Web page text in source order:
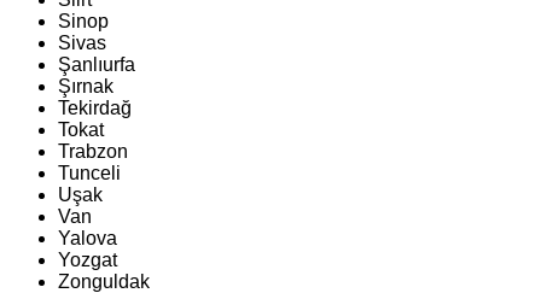
Sinop
Sivas
Şanlıurfa
Şırnak
Tekirdağ
Tokat
Trabzon
Tunceli
Uşak
Van
Yalova
Yozgat
Zonguldak